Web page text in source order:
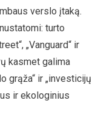
verslo įtaką.
turto
„Vanguard“ ir
kasmet galima
grąža“ ir „investicijų
ir ekologinius